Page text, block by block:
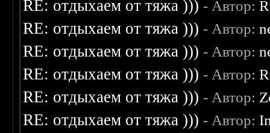
RE: отдыхаем от тяжа ))) - Автор:
RE: отдыхаем от тяжа ))) - Автор:
RE: отдыхаем от тяжа ))) - Автор:
RE: отдыхаем от тяжа ))) - Автор:
RE: отдыхаем от тяжа ))) - Автор:
RE: отдыхаем от тяжа ))) - Автор: